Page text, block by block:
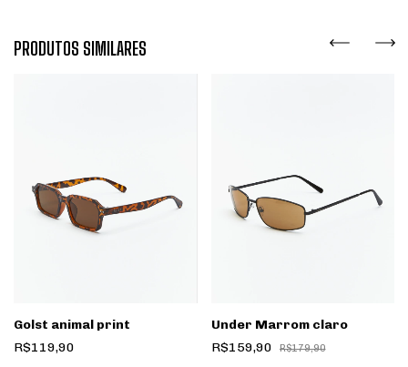
PRODUTOS SIMILARES
Golst animal print
R$119,90
Under Marrom claro
R$159,90
R$179,90